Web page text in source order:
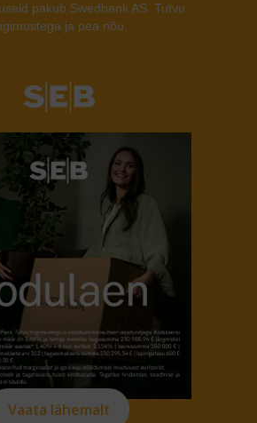
pakub Swedbank AS. Tutvu
ja pea nõu.
Vaata lähemalt